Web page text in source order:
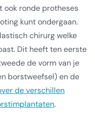
ook ronde protheses
kunt ondergaan.
chirurg welke
Dit heeft ten eerste
de vorm van je
borstweefsel) en de
de verschillen
.